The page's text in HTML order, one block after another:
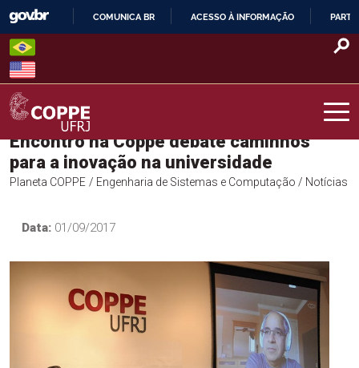
Skip
content
O
COMUNICA BR ACESSO À INFORMAÇÃO
COPPE – UFRJ
Encontro na Coppe debate caminhos
para a inovação na universidade
Planeta COPPE / Engenharia de Sistemas e Computação / Notícias
Data: 01/09/2017